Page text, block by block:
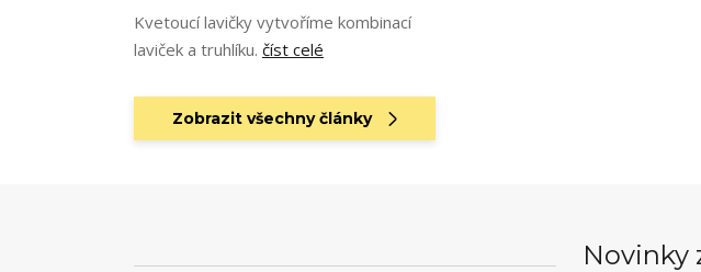
Kvetoucí lavičky vytvoříme kombinací
laviček a truhlíku. číst celé
Zobrazit všechny články
Novinky